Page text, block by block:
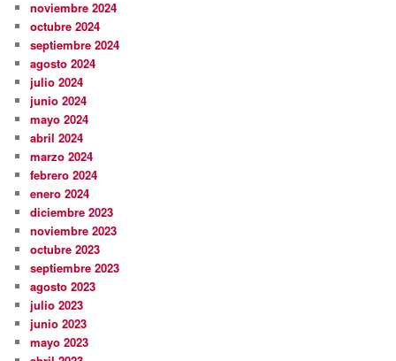
noviembre 2024
octubre 2024
septiembre 2024
agosto 2024
julio 2024
junio 2024
mayo 2024
abril 2024
marzo 2024
febrero 2024
enero 2024
diciembre 2023
noviembre 2023
octubre 2023
septiembre 2023
agosto 2023
julio 2023
junio 2023
mayo 2023